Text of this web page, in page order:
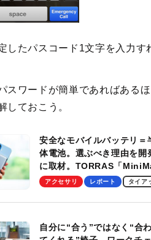
したパスコード1文字を入力す
スワードが簡単であればある
しておこう。
安全なモバイルバッテリ＝
体電池。選ぶべき理由を開
に取材。TORRAS「
Pro」の実機レビューも
アクセサリ レポート タイア
自分に“合う”ではなく“合